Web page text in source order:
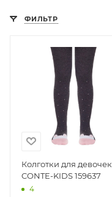
ФИЛЬТР
Колготки для девочек
CONTE-KIDS 159637
4